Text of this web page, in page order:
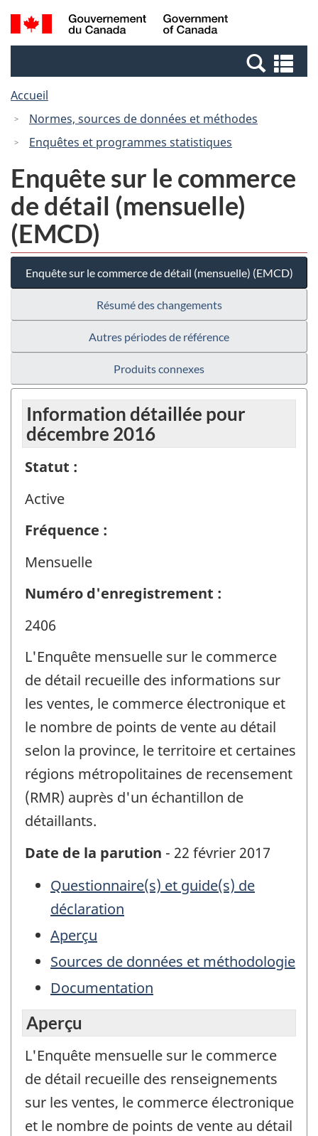
Passer
au
Passer
à
Canada
Recherche
et
et
Accueil
Normes, sources de données et méthodes
Enquêtes et programmes statistiques
Enquête sur le commerce
de détail (mensuelle)
(EMCD)
Enquête sur le commerce de détail (mensuelle) (EMCD)
Résumé des changements
Autres périodes de référence
Produits connexes
Information détaillée pour
décembre 2016
Statut :
Active
Fréquence :
Mensuelle
Numéro d'enregistrement :
2406
L'Enquête mensuelle sur le commerce
de détail recueille des informations sur
les ventes, le commerce électronique et
le nombre de points de vente au détail
selon la province, le territoire et certaines
régions métropolitaines de recensement
(RMR) auprès d'un échantillon de
détaillants.
Date de la parution - 22 février 2017
Questionnaire(s) et guide(s) de
déclaration
Aperçu
Sources de données et méthodologie
Documentation
Aperçu
L'Enquête mensuelle sur le commerce
de détail recueille des renseignements
sur les ventes, le commerce électronique
et le nombre de points de vente au détail